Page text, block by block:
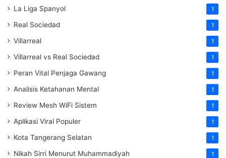
La Liga Spanyol 1
Real Sociedad 1
Villarreal 1
Villarreal vs Real Sociedad 1
Peran Vital Penjaga Gawang 1
Analisis Ketahanan Mental 1
Review Mesh WiFi Sistem 1
Aplikasi Viral Populer 1
Kota Tangerang Selatan 1
Nikah Sirri Menurut Muhammadiyah 1